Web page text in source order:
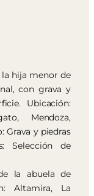
hija menor de
con grava y
Ubicación:
Mendoza,
Grava y piedras
Selección de
la abuela de
Altamira, La